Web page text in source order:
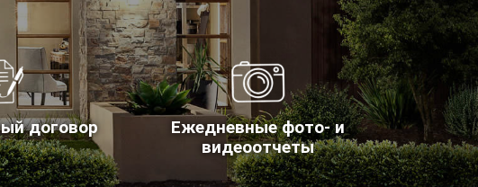
договор
Ежедневные фото- и
видеоотчеты